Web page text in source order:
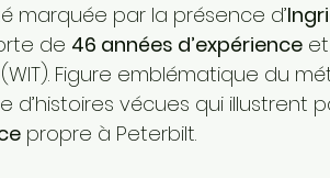
marquée par la présence d’
de 46 années d’expérience
Figure emblématique du
d’histoires vécues qui illustrent
propre à Peterbilt.